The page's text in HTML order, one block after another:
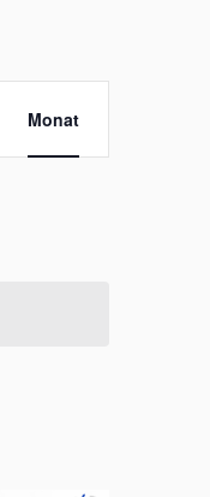
Veranstaltung
Ansichten-
Navigation
Monat